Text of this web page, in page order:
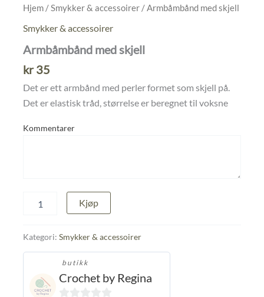
Hjem /Smykker & accessoirer / Armbåmbånd med skjell
Smykker & accessoirer
Armbåmbånd med skjell
kr35
Det er ett armbånd med perler formet som skjell på.
Det er elastisk tråd, størrelse er beregnet til voksne
Kommentarer
Armbåmbånd
antall
Kjøp
Kategori: Smykker & accessoirer
butikk
Crochet by Regina